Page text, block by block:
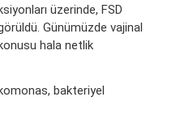
üzerinde, FSD
Günümüzde vajinal
konusu hala netlik
bakteriyel